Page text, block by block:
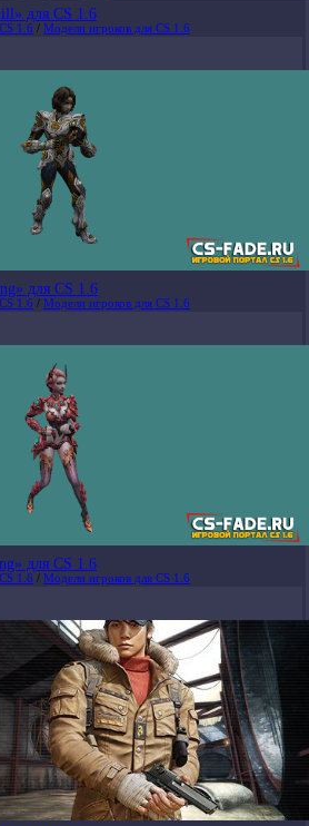
для CS 1.6
1.6 / Модели игроков для CS 1.6
для CS 1.6
1.6 / Модели игроков для CS 1.6
для CS 1.6
1.6 / Модели игроков для CS 1.6